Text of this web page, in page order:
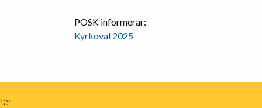
POSK informerar:
Kyrkoval 2025